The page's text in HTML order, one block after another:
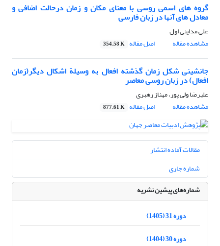
گروه های اسمی روسی با معنای مکان و زمان درحالت اضافی و
معادل های آنها در زبان فارسی
علی مداینی اول
مشاهده مقاله
اصل مقاله 354.58 K
جانشینی شکل زمان گذشته افعال به وسیلة اشکال دیگر(زمان
افعال) در زبان روسی معاصر
علیرضا ولی پور، مهناز رهبری
مشاهده مقاله
اصل مقاله 877.61 K
مقالات آماده انتشار
شماره جاری
شماره‌های پیشین نشریه
دوره 31 (1405)
دوره 30 (1404)